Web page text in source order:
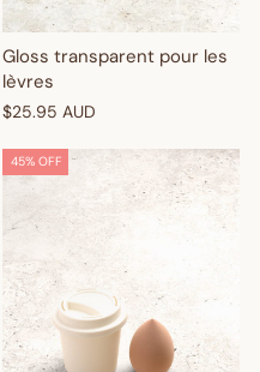
Gloss transparent pour les
lèvres
$25.95 AUD
45% OFF
- plus earn points and
every time you shop.
Sign up here